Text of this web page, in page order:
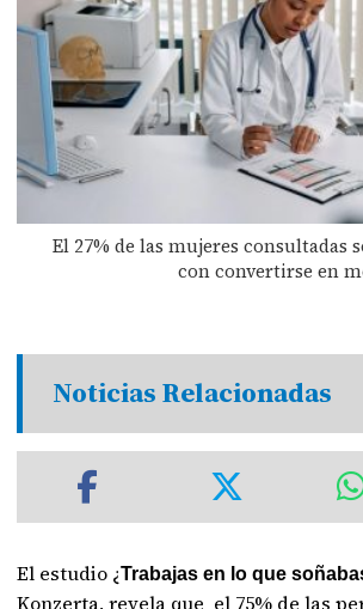
El 27% de las mujeres consultadas
con convertirse en
Noticias Relacionadas
El estudio ¿Trabajas en lo que
Konzerta, revela que el 75% de las